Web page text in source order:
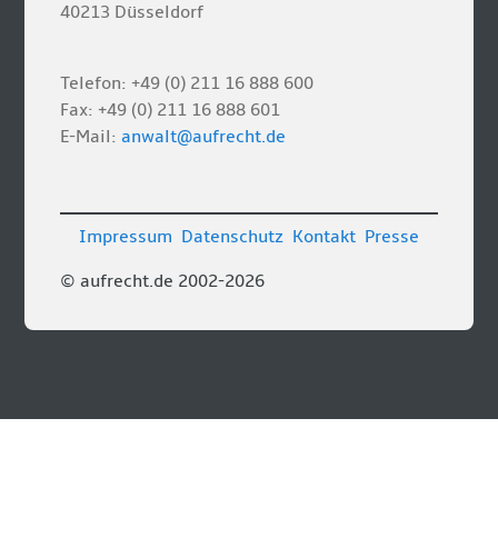
40213 Düsseldorf
Telefon: +49 (0) 211 16 888 600
Fax: +49 (0) 211 16 888 601
E-Mail:anwalt@aufrecht.de
© aufrecht.de 2002-2026
Impressum Datenschutz Kontakt Presse